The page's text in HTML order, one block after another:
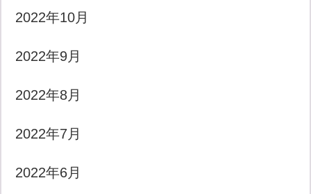
2022年10月
2022年9月
2022年8月
2022年7月
2022年6月